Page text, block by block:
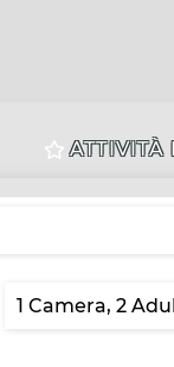
ATTIVITÀ